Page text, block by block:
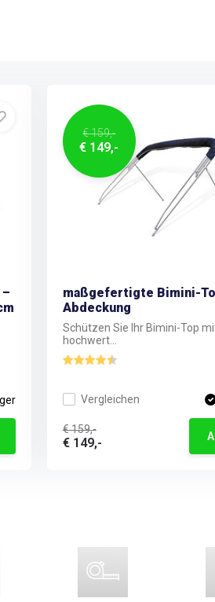
€ 159,-
€ 149,-
maßgefertigte Bimini-
Abdeckung
Schützen Sie Ihr Bimini-Top
hochwert...
Vergleichen
€ 159,-
€ 149,-